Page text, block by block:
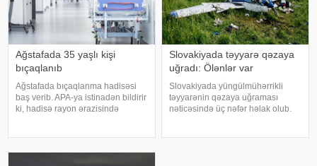
Ağstafada 35 yaşlı kişi
bıçaqlanıb
Ağstafada bıçaqlanma hadisəsi
baş verib. APA-ya istinadən bildirir
ki, hadisə rayon ərazisində
xəsarəti ilə xəstəxanaya çatdırılıb
Slovakiyada təyyarə qəzaya
uğradı: Ölənlər var
Slovakiyada yüngülmühərrikli
təyyarənin qəzaya uğraması
nəticəsində üç nəfər həlak olub.